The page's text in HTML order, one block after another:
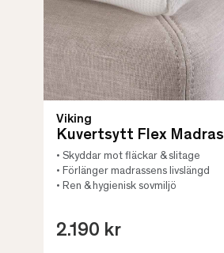
Viking
Kuvertsytt Flex
• Skyddar mot fläckar & slitage
• Förlänger madrassens livslängd
• Ren & hygienisk sovmiljö
2.190 kr